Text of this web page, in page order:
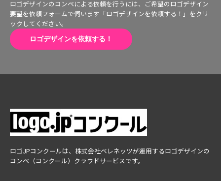
ロゴデザインのコンペによる依頼を行うには、ご希望のロゴデザイン
要望を依頼フォームで伺います「ロゴデザインを依頼する！」をクリ
ックしてください。
ロゴデザインを依頼する！
ロゴJPコンクールは、株式会社ベレネッツが運用するロゴデザインの
コンペ（コンクール）クラウドサービスです。